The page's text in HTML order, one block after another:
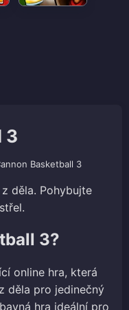
3
Basketball 3
děla. Pohybujte
3?
online hra, která
děla pro jedinečný
hra ideální pro